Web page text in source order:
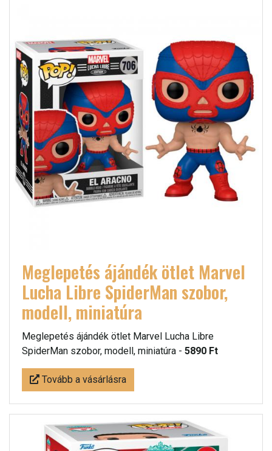
Meglepetés ájándék ötlet Marvel
Lucha Libre SpiderMan szobor,
modell, miniatúra
Meglepetés ájándék ötlet Marvel Lucha Libre
SpiderMan szobor, modell, miniatúra - 5890 Ft
Tovább a vásárlásra